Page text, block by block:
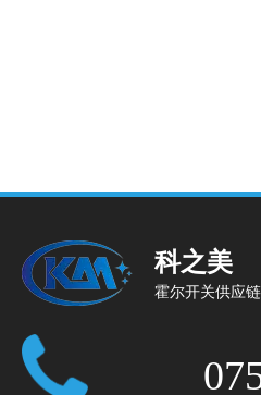
科之美
霍尔开关供应